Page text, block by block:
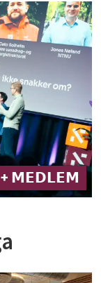
+ 𝗠𝗘𝗗𝗟𝗘𝗠